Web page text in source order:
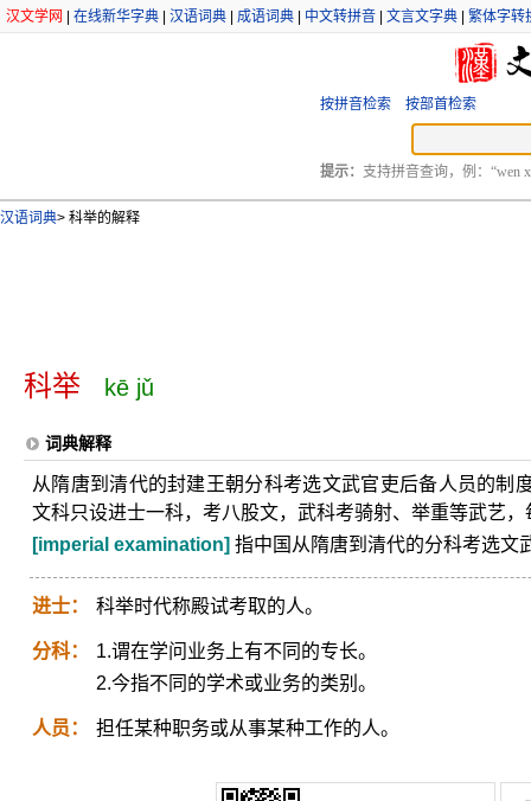
汉文学网 在线新华字典 汉语词典 成语词典 中文转拼音 文言文字典 繁体字转
按拼音检索 按部首检索
提示： 支持拼音查询，例：“wen
汉语词典> 科举的解释
科举 kē jǔ
词典解释
从隋唐到清代的封建王朝分科考选文武官吏后备人员的制
文科只设进士一科，考八股文，武科考骑射、举重等武艺
[imperial examination] 指中国从隋唐到清代的分科考选文
进士： 科举时代称殿试考取的人。
分科：
1.谓在学问业务上有不同的专长。
2.今指不同的学术或业务的类别。
人员： 担任某种职务或从事某种工作的人。